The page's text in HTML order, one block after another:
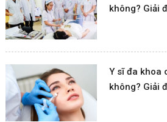
không? Giải
Y sĩ đa khoa
không? Giải